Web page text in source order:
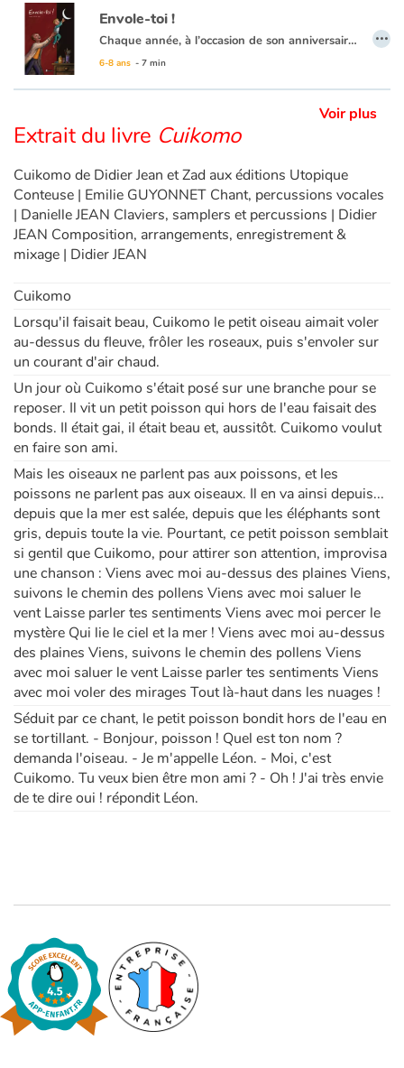
Envole-toi !
Chaque année, à l’occasion de son anniversaire, un père peint pour son fils un tableau. Mais pas n’importe quel tableau ! Car ces matins-là, il invite son enfant à entrer dans sa peinture pour lui transmettre un peu des valeurs qu'il a lui même reçues de ses propres parents. Ainsi, au fil des années, il l'aide à gravir une marche ou relever un défi. Jusqu'à ce que l'enfant, devenu grand, prenne son envol.
6-8 ans - 7 min
…
Voir plus
Extrait du livre Cuikomo
Cuikomo de Didier Jean et Zad aux éditions Utopique
Conteuse | Emilie GUYONNET Chant, percussions vocales
| Danielle JEAN Claviers, samplers et percussions | Didier
JEAN Composition, arrangements, enregistrement &
mixage | Didier JEAN
Cuikomo
Lorsqu'il faisait beau, Cuikomo le petit oiseau aimait voler
au-dessus du fleuve, frôler les roseaux, puis s'envoler sur
un courant d'air chaud.
Un jour où Cuikomo s'était posé sur une branche pour se
reposer. Il vit un petit poisson qui hors de l'eau faisait des
bonds. Il était gai, il était beau et, aussitôt. Cuikomo voulut
en faire son ami.
Mais les oiseaux ne parlent pas aux poissons, et les
poissons ne parlent pas aux oiseaux. Il en va ainsi depuis...
depuis que la mer est salée, depuis que les éléphants sont
gris, depuis toute la vie. Pourtant, ce petit poisson semblait
si gentil que Cuikomo, pour attirer son attention, improvisa
une chanson : Viens avec moi au-dessus des plaines Viens,
suivons le chemin des pollens Viens avec moi saluer le
vent Laisse parler tes sentiments Viens avec moi percer le
mystère Qui lie le ciel et la mer ! Viens avec moi au-dessus
des plaines Viens, suivons le chemin des pollens Viens
avec moi saluer le vent Laisse parler tes sentiments Viens
avec moi voler des mirages Tout là-haut dans les nuages !
Séduit par ce chant, le petit poisson bondit hors de l'eau en
se tortillant. - Bonjour, poisson ! Quel est ton nom ?
demanda l'oiseau. - Je m'appelle Léon. - Moi, c'est
Cuikomo. Tu veux bien être mon ami ? - Oh ! J'ai très envie
de te dire oui ! répondit Léon.